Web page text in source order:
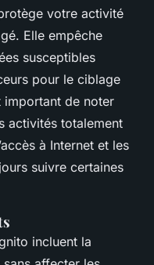
votre activité
Elle empêche
susceptibles
pour le ciblage
important de noter
activités totalement
à Internet et les
suivre certaines
incluent la